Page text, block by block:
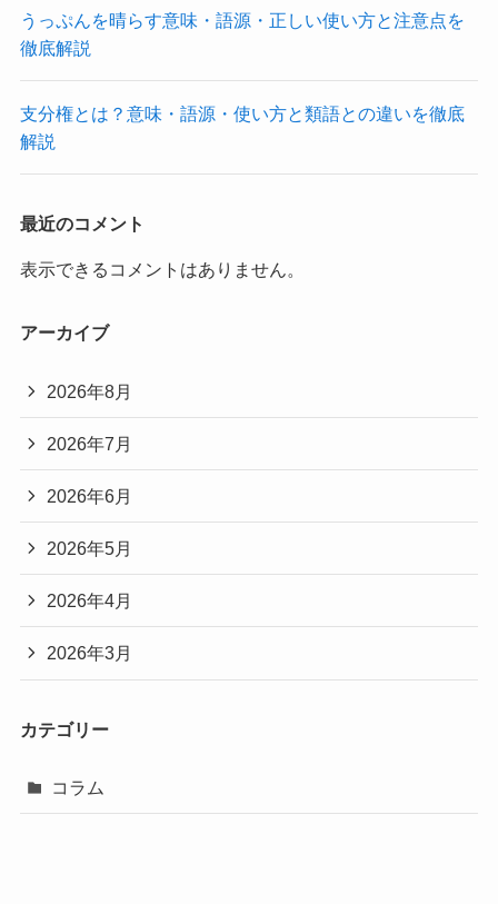
うっぷんを晴らす意味・語源・正しい使い方と注意点を
徹底解説
支分権とは？意味・語源・使い方と類語との違いを徹底
解説
最近のコメント
表示できるコメントはありません。
アーカイブ
2026年8月
2026年7月
2026年6月
2026年5月
2026年4月
2026年3月
カテゴリー
コラム